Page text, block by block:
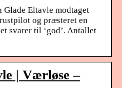
Glade Eltavle modtaget
og præsteret en
svarer til ‘god’. Antallet
| Værløse –